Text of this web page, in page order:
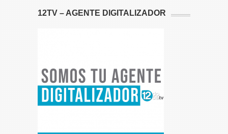
12TV – AGENTE DIGITALIZADOR